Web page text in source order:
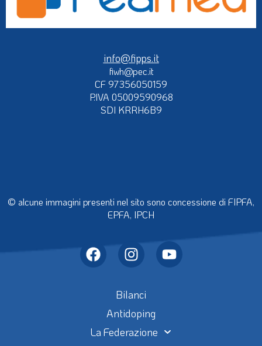
info@fipps.it
fiwh@pec.it
CF 97356050159
P.IVA 05009590968
SDI KRRH6B9
© alcune immagini presenti nel sito sono concessione di FIPFA,
EPFA, IPCH
Bilanci
Antidoping
La Federazione